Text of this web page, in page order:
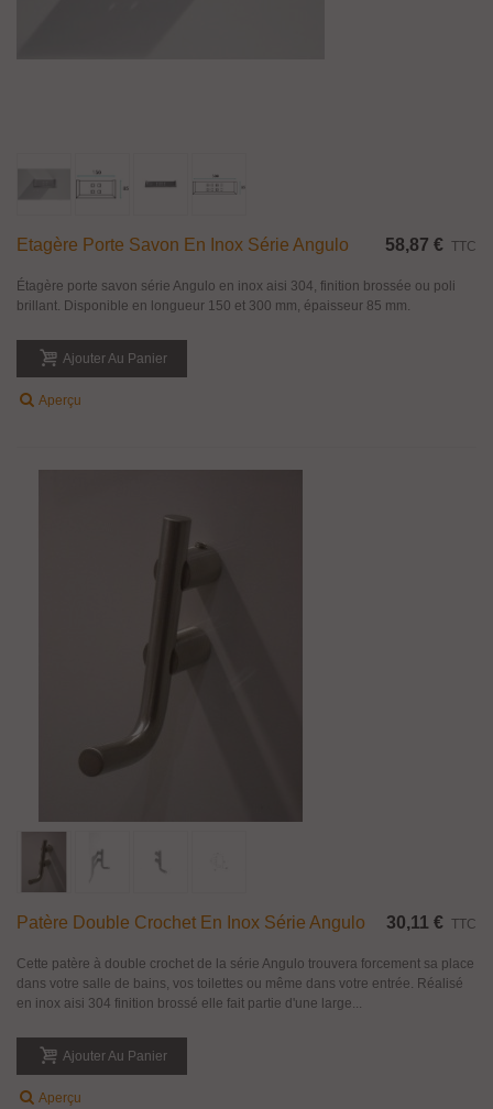
Etagère Porte Savon En Inox Série Angulo 58,87 € TTC
Étagère porte savon série Angulo en inox aisi 304, finition brossée ou poli
brillant. Disponible en longueur 150 et 300 mm, épaisseur 85 mm.
Ajouter Au Panier
Aperçu
Patère Double Crochet En Inox Série Angulo 30,11 € TTC
Cette patère à double crochet de la série Angulo trouvera forcement sa place
dans votre salle de bains, vos toilettes ou même dans votre entrée. Réalisé
en inox aisi 304 finition brossé elle fait partie d'une large...
Ajouter Au Panier
Aperçu